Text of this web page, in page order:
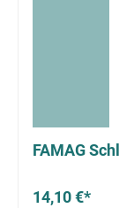
FAMAG
14,10 €*